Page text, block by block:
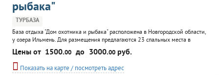
рыбака"
ТУРБАЗА
База отдыха "Дом охотника и рыбака" расположена в Новгородской области,
у озера Ильмень. Для размещения предлагаются 23 спальных места в
трехместных, двухместных, одноместных номерах с санузлом и
телевизором и VIP номера. Круглосуточно работает бар с зоной Wi-Fi и
бильярдная. Баня. Охота, гончие, рыбалка, предоставление снаряжения,
водного транспорта и снегоходов, сопровождение...
Цены от 1500.00 до 3000.00 руб.
Показать на карте / посмотреть адрес